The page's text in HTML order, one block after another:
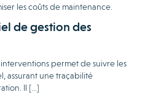
les coûts de maintenance.
de gestion des
permet de suivre les
assurant une traçabilité
Il […]